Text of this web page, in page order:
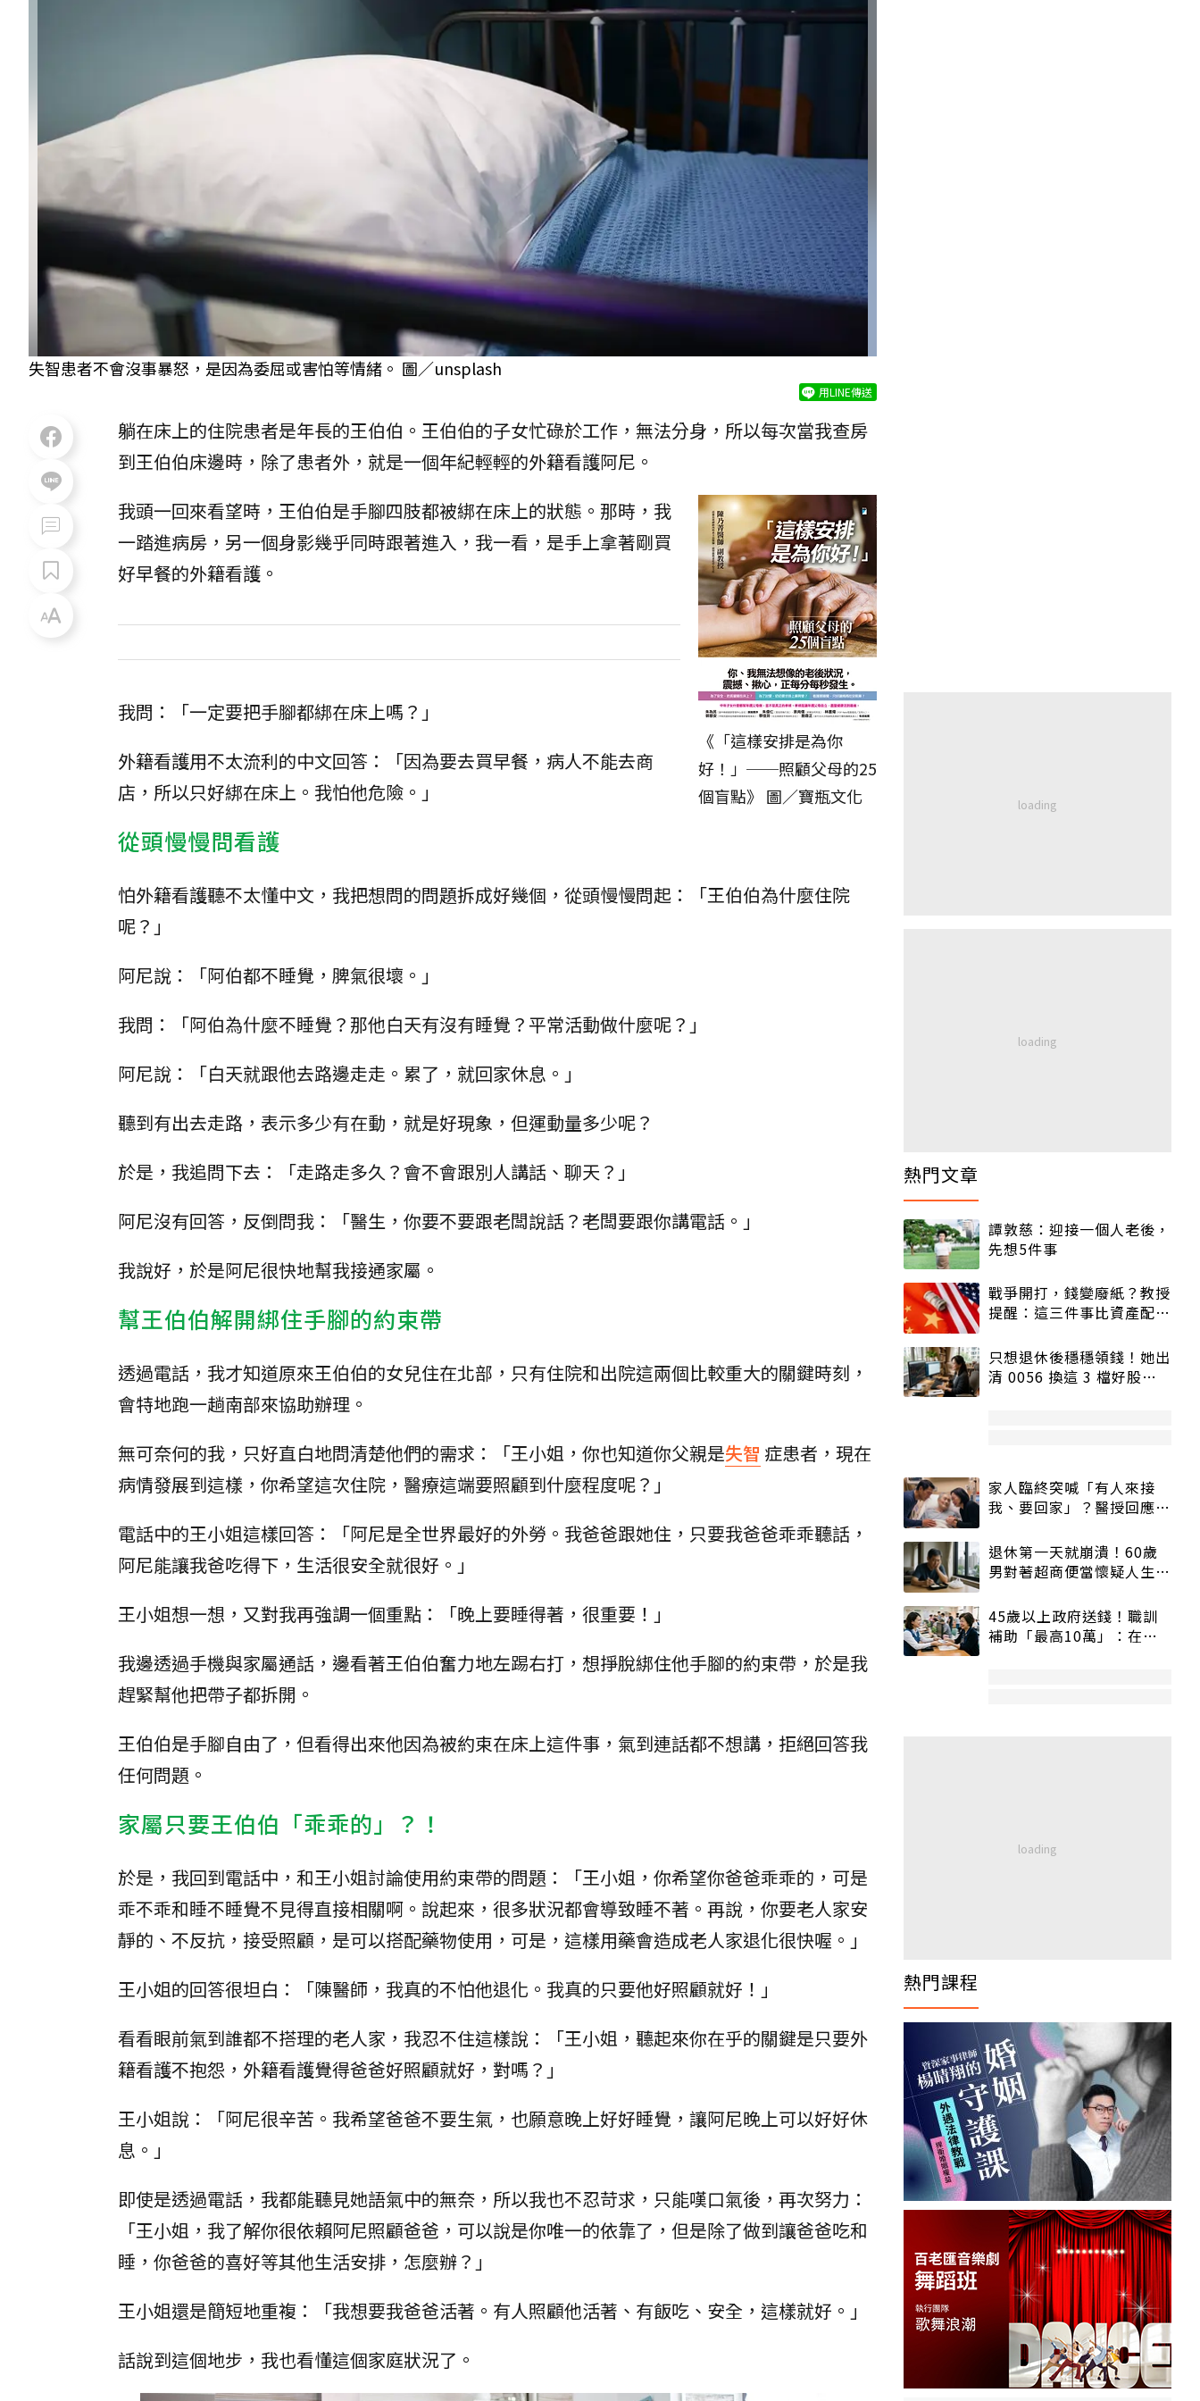
失智患者不會沒事暴怒，是因為委屈或害怕等情緒。 圖／unsplash
用LINE傳送
躺在床上的住院患者是年長的王伯伯。王伯伯的子女忙碌於工作，無法分身，所以每次當我查房
到王伯伯床邊時，除了患者外，就是一個年紀輕輕的外籍看護阿尼。
《「這樣安排是為你
好！」──照顧父母的25
個盲點》 圖／寶瓶文化
我頭一回來看望時，王伯伯是手腳四肢都被綁在床上的狀態。那時，我
一踏進病房，另一個身影幾乎同時跟著進入，我一看，是手上拿著剛買
好早餐的外籍看護。
我問：「一定要把手腳都綁在床上嗎？」
外籍看護用不太流利的中文回答：「因為要去買早餐，病人不能去商
店，所以只好綁在床上。我怕他危險。」
從頭慢慢問看護
怕外籍看護聽不太懂中文，我把想問的問題拆成好幾個，從頭慢慢問起：「王伯伯為什麼住院
呢？」
阿尼說：「阿伯都不睡覺，脾氣很壞。」
我問：「阿伯為什麼不睡覺？那他白天有沒有睡覺？平常活動做什麼呢？」
阿尼說：「白天就跟他去路邊走走。累了，就回家休息。」
聽到有出去走路，表示多少有在動，就是好現象，但運動量多少呢？
於是，我追問下去：「走路走多久？會不會跟別人講話、聊天？」
阿尼沒有回答，反倒問我：「醫生，你要不要跟老闆說話？老闆要跟你講電話。」
我說好，於是阿尼很快地幫我接通家屬。
幫王伯伯解開綁住手腳的約束帶
透過電話，我才知道原來王伯伯的女兒住在北部，只有住院和出院這兩個比較重大的關鍵時刻，
會特地跑一趟南部來協助辦理。
無可奈何的我，只好直白地問清楚他們的需求：「王小姐，你也知道你父親是失智 症患者，現在
病情發展到這樣，你希望這次住院，醫療這端要照顧到什麼程度呢？」
電話中的王小姐這樣回答：「阿尼是全世界最好的外勞。我爸爸跟她住，只要我爸爸乖乖聽話，
阿尼能讓我爸吃得下，生活很安全就很好。」
王小姐想一想，又對我再強調一個重點：「晚上要睡得著，很重要！」
我邊透過手機與家屬通話，邊看著王伯伯奮力地左踢右打，想掙脫綁住他手腳的約束帶，於是我
趕緊幫他把帶子都拆開。
王伯伯是手腳自由了，但看得出來他因為被約束在床上這件事，氣到連話都不想講，拒絕回答我
任何問題。
家屬只要王伯伯「乖乖的」？！
於是，我回到電話中，和王小姐討論使用約束帶的問題：「王小姐，你希望你爸爸乖乖的，可是
乖不乖和睡不睡覺不見得直接相關啊。說起來，很多狀況都會導致睡不著。再說，你要老人家安
靜的、不反抗，接受照顧，是可以搭配藥物使用，可是，這樣用藥會造成老人家退化很快喔。」
王小姐的回答很坦白：「陳醫師，我真的不怕他退化。我真的只要他好照顧就好！」
看看眼前氣到誰都不搭理的老人家，我忍不住這樣說：「王小姐，聽起來你在乎的關鍵是只要外
籍看護不抱怨，外籍看護覺得爸爸好照顧就好，對嗎？」
王小姐說：「阿尼很辛苦。我希望爸爸不要生氣，也願意晚上好好睡覺，讓阿尼晚上可以好好休
息。」
即使是透過電話，我都能聽見她語氣中的無奈，所以我也不忍苛求，只能嘆口氣後，再次努力：
「王小姐，我了解你很依賴阿尼照顧爸爸，可以說是你唯一的依靠了，但是除了做到讓爸爸吃和
睡，你爸爸的喜好等其他生活安排，怎麼辦？」
王小姐還是簡短地重複：「我想要我爸爸活著。有人照顧他活著、有飯吃、安全，這樣就好。」
話說到這個地步，我也看懂這個家庭狀況了。
熱門文章
譚敦慈：迎接一個人老後，
先想5件事
戰爭開打，錢變廢紙？教授
提醒：這三件事比資產配置
只想退休後穩穩領錢！她出
清 0056 換這 3 檔好股：
家人臨終突喊「有人來接
我、要回家」？醫授回應方
退休第一天就崩潰！60歲
男對著超商便當懷疑人生
45歲以上政府送錢！職訓
補助「最高10萬」：在
熱門課程